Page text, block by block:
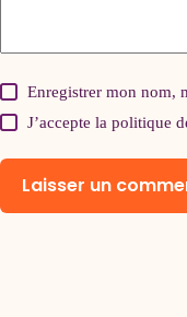
Enregistrer mon nom,
J’accepte lapolitique
Laisser un